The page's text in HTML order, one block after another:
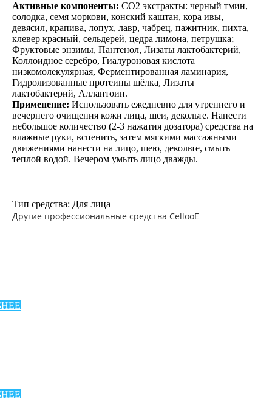
Активные компоненты: СО2 экстракты: черный тмин,
солодка, семя моркови, конский каштан, кора ивы,
девясил, крапива, лопух, лавр, чабрец, пажитник, пихта,
клевер красный, сельдерей, цедра лимона, петрушка;
Фруктовые энзимы, Пантенол, Лизаты лактобактерий,
Коллоидное серебро, Гиалуроновая кислота
низкомолекулярная, Ферментированная ламинария,
Гидролизованные протеины шёлка, Лизаты
лактобактерий, Аллантоин.
Применение: Использовать ежедневно для утреннего и
вечернего очищения кожи лица, шеи, декольте. Нанести
небольшое количество (2-3 нажатия дозатора) средства на
влажные руки, вспенить, затем мягкими массажными
движениями нанести на лицо, шею, декольте, смыть
теплой водой. Вечером умыть лицо дважды.
Тип средства: Для лица
Другие профессиональные средства CellooE